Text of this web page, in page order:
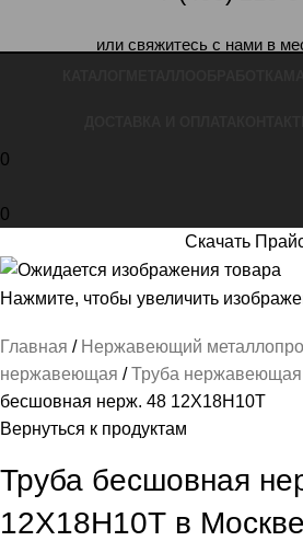
или свяжитесь с нами в
0
0
Скачать
Нажмите, чтобы увеличить
Главная Нержавеющий
нержавеющая
Труба
бесшовная нерж. 48 12Х18Н10Т
Вернуться к продуктам
Труба бесшовная
12Х18Н10Т в Москве